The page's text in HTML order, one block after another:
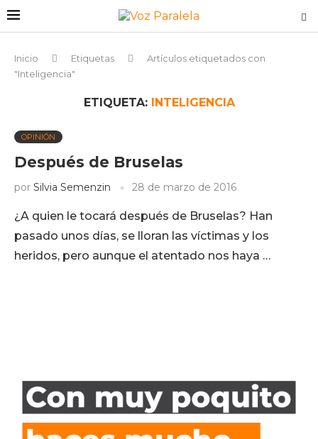
Inicio Etiquetas
Artículos etiquetados con
"Inteligencia"
ETIQUETA: INTELIGENCIA
OPINIÓN
Después de Bruselas
por Silvia Semenzin 28 de marzo de 2016
¿A quien le tocará después de Bruselas? Han
pasado unos días, se lloran las víctimas y los
heridos, pero aunque el atentado nos haya …